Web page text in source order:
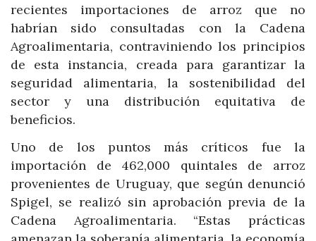
recientes importaciones de arroz que no
habrían sido consultadas con la Cadena
Agroalimentaria, contraviniendo los principios
de esta instancia, creada para garantizar la
seguridad alimentaria, la sostenibilidad del
sector y una distribución equitativa de
beneficios.
Uno de los puntos más críticos fue la
importación de 462,000 quintales de arroz
provenientes de Uruguay, que según denunció
Spigel, se realizó sin aprobación previa de la
Cadena Agroalimentaria. “Estas prácticas